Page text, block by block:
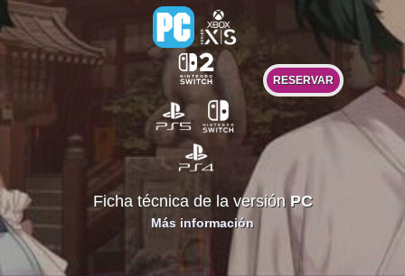
RESERVAR
Ficha técnica de la versiónPC
Más información